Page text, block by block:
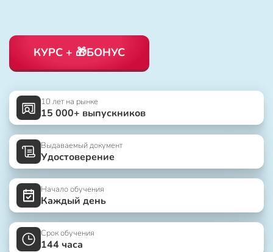
КУРС + 🎁БОНУС
10 лет на рынке
15 000+ выпускников
Выдаваемый документ
Удостоверение
Начало обучения
Каждый день
Срок обучения
144 часа